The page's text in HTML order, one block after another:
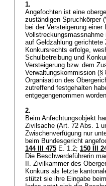
1.
Angefochten ist eine
zuständigen Spruchkörper
bei der Versteigerung
auf Geldzahlung
Konkursrechts erfolge,
Schulbetreibung und
Versteigerung bzw. dem
Verwaltungskommission
Organisation des
zutreffend festgehalten
entgegengenommen
2.
Beim Anfechtungsobjekt
Zivilsache (Art. 72 Abs. 1
Zwischenverfügung nur
beim Bundesgericht
144 III 475 E. 1.2; 150 III
Die Beschwerdeführerin
II. Zivilkammer des
Konkurs als letzte
stützt sie ihre Eingabe